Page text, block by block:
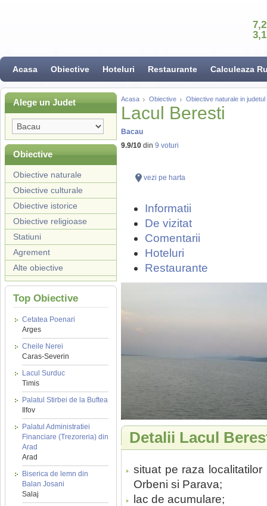
Acasa Obiective Hoteluri Restaurante Calculeaza
Alege un Judet
Obiective
Obiective naturale
Obiective culturale
Obiective istorice
Obiective religioase
Statiuni
Agrement
Alte obiective
Top Obiective
Cetatea Poenari
Arges
Cheile Nerei
Caras-Severin
Lacul Surduc
Timis
Palatul Stirbei de la Buftea
Ilfov
Palatul Administratiei
Financiare (Trezoreria) din
Arad
Arad
Biserica de lemn din
Balan Josani
Salaj
Acasa Obiective Obiective naturale in judetul
Lacul Beresti
Bacau
9.9/10 din 9 voturi
vezi pe harta
Informatii
De vizitat
Comentarii
Hoteluri
Restaurante
Detalii Lacul
situat pe raza
Orbeni si Parava;
lac de acumulare;